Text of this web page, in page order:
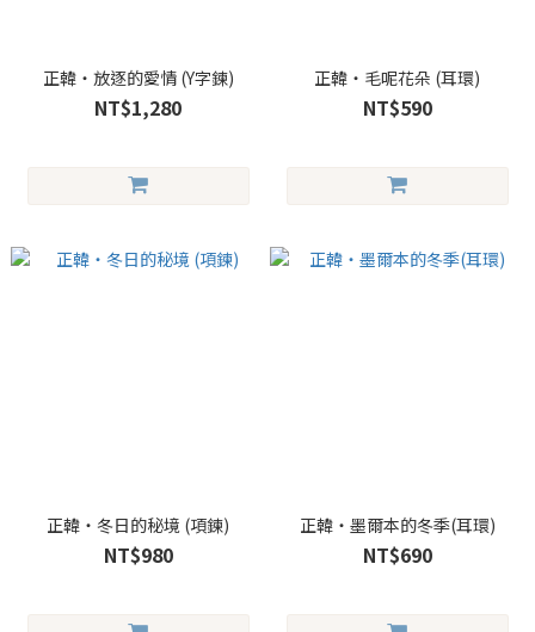
正韓・放逐的愛情 (Y字鍊)
NT$1,280
正韓・毛呢花朵 (耳環)
NT$590
正韓・冬日的秘境 (項鍊)
NT$980
正韓・墨爾本的冬季(耳環)
NT$690